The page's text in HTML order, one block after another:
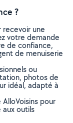
?
recevoir une
votre demande
de confiance,
de menuiserie
ou
photos de
idéal, adapté à
pour
outils